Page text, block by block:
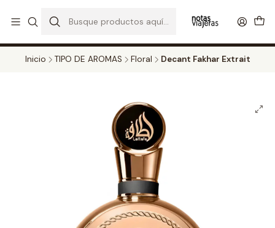
TODOS LOS DECANTS
Inicio TIPO DE AROMAS Floral Decant Fakhar Extrait